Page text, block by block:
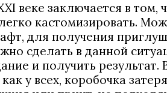
веке заключается в
кастомизировать.
для получения
сделать в данной
и получить
у всех, коробочка